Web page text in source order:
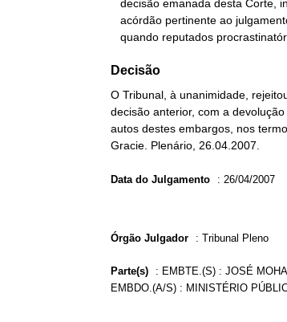
quando reputados
Decisão
O Tribunal, à unanimidade,
decisão anterior, com a
autos destes embargos, nos
Gracie. Plenário, 26.04.2007.
Data do Julgamento : 26/04/2007
Órgão Julgador : Tribunal Pleno
Parte(s) : EMBTE.(S) : JOSÉ
EMBDO.(A/S) : MINISTÉRIO